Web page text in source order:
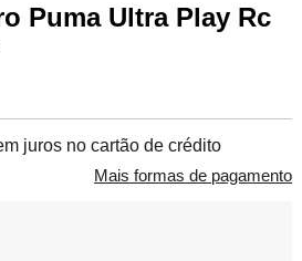
Puma Ultra Play Rc
juros no cartão de crédito
Mais formas de pagamento